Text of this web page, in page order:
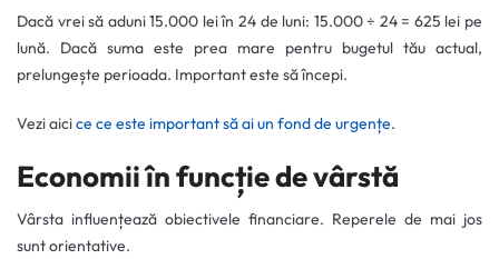
Dacă vrei să aduni 15.000 lei în 24 de luni: 15.000 ÷ 24 = 625 lei pe
lună. Dacă suma este prea mare pentru bugetul tău actual,
prelungește perioada. Important este să începi.
Vezi aicice ce este important să ai un fond de urgențe.
Economii în funcție de vârstă
Vârsta influențează obiectivele financiare. Reperele de mai jos
sunt orientative.